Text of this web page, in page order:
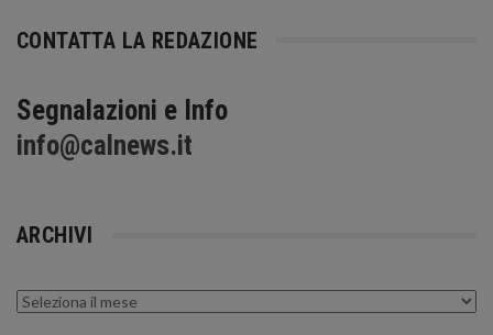
CONTATTA LA REDAZIONE
Segnalazioni e Info
info@calnews.it
ARCHIVI
Archivi